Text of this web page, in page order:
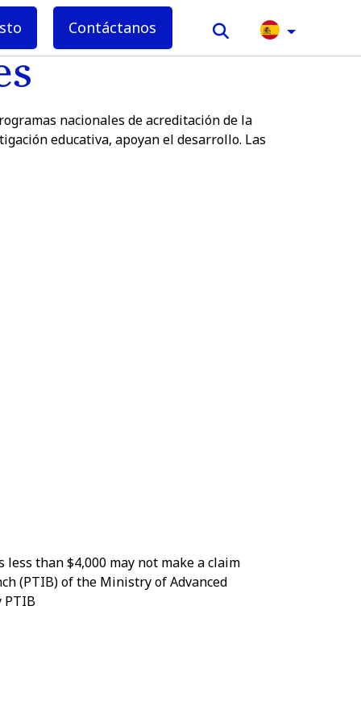
Contáctanos
nacionales de acreditación de la
educativa, apoyan el desarrollo. Las
than $4,000 may not make a claim
(PTIB) of the Ministry of Advanced
PTIB